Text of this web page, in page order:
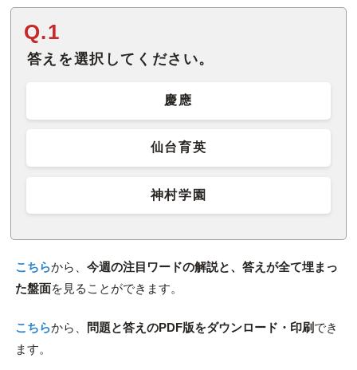
Q.1
答えを選択してください。
慶應
仙台育英
神村学園
こちらから、 今週の注目ワードの解説と、答えが全て埋まっ
た盤面を見ることができます。
こちらから、 問題と答えのPDF版をダウンロード・印刷でき
ます。